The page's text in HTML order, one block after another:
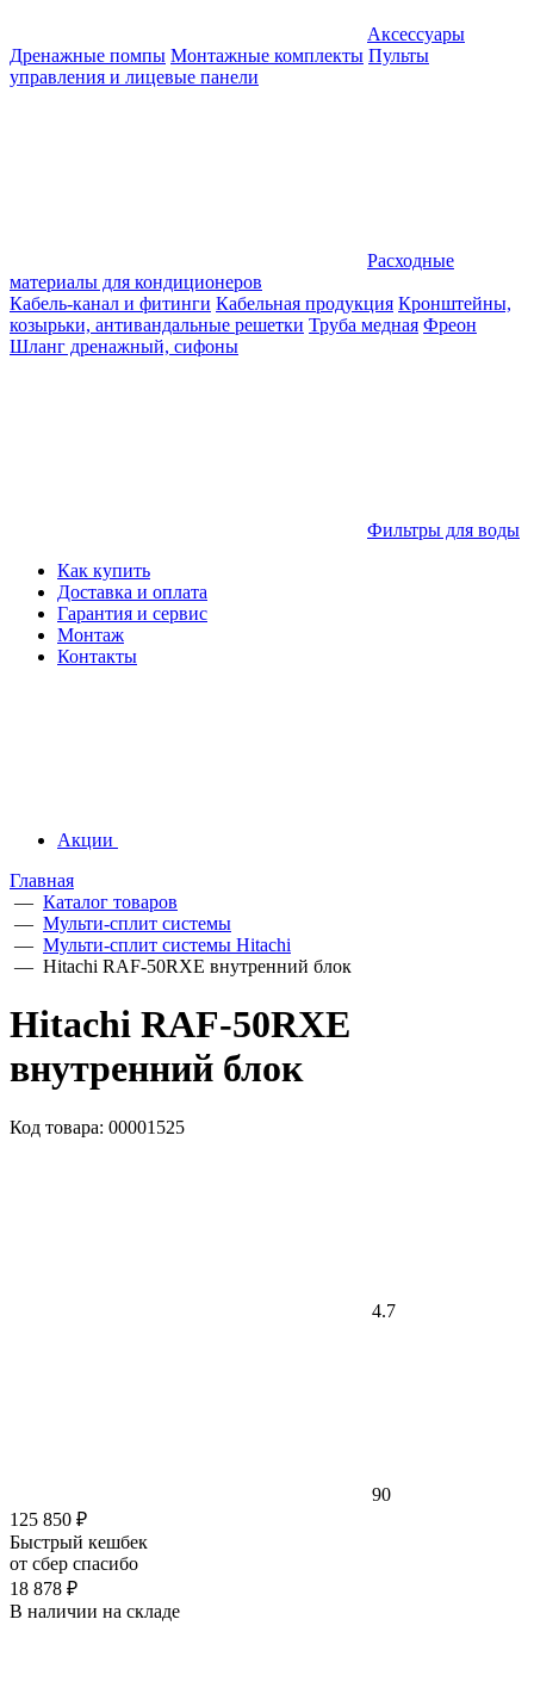
Аксессуары
Дренажные помпы Монтажные комплекты Пульты
управления и лицевые панели
Расходные
материалы для кондиционеров
Кабель-канал и фитинги Кабельная продукция Кронштейны,
козырьки, антивандальные решетки Труба медная Фреон
Шланг дренажный, сифоны
Фильтры для воды
Как купить
Доставка и оплата
Гарантия и сервис
Монтаж
Контакты
Акции
Главная
— Каталог товаров
— Мульти-сплит системы
— Мульти-сплит системы Hitachi
— Hitachi RAF-50RXE внутренний блок
Hitachi RAF-50RXE
внутренний блок
Код товара: 00001525
4.7
90
125 850 ₽
Быстрый кешбек
от сбер спасибо
18 878 ₽
В наличии на складе